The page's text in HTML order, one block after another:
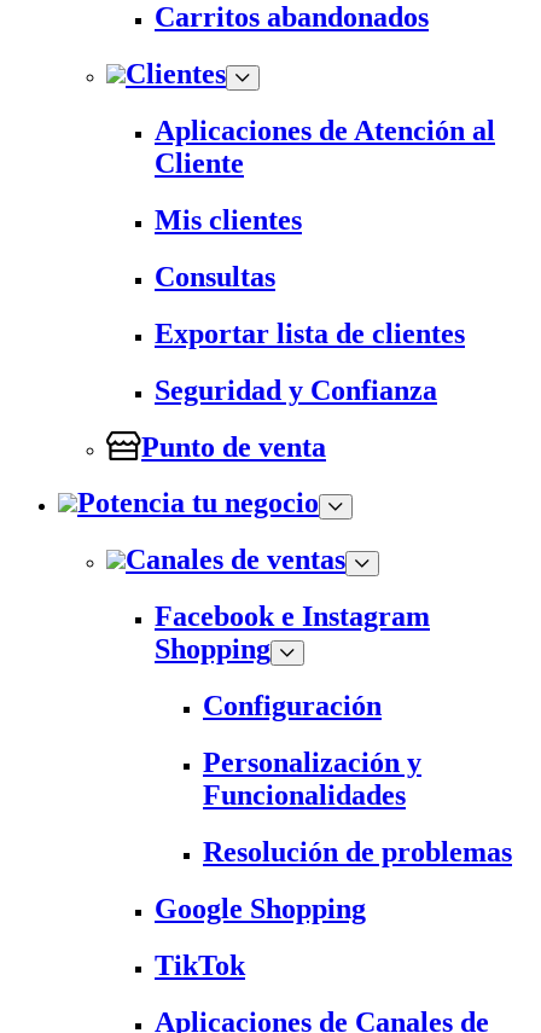
Carritos abandonados
Clientes
Aplicaciones de Atención al
Cliente
Mis clientes
Consultas
Exportar lista de clientes
Seguridad y Confianza
Punto de venta
Potencia tu negocio
Canales de ventas
Facebook e Instagram
Shopping
Configuración
Personalización y
Funcionalidades
Resolución de problemas
Google Shopping
TikTok
Aplicaciones de Canales de